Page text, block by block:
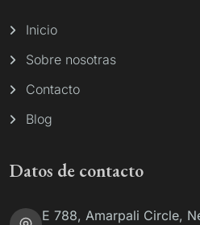
Inicio
Sobre nosotras
Contacto
Blog
Datos de contacto
E 788, Amarpali Circle,